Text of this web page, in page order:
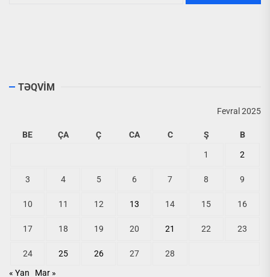
TƏQVİM
Fevral 2025
BE ÇA Ç CA C Ş B
1 2
3 4 5 6 7 8 9
10 11 12 13 14 15 16
17 18 19 20 21 22 23
24 25 26 27
28
« Yan
Mar »